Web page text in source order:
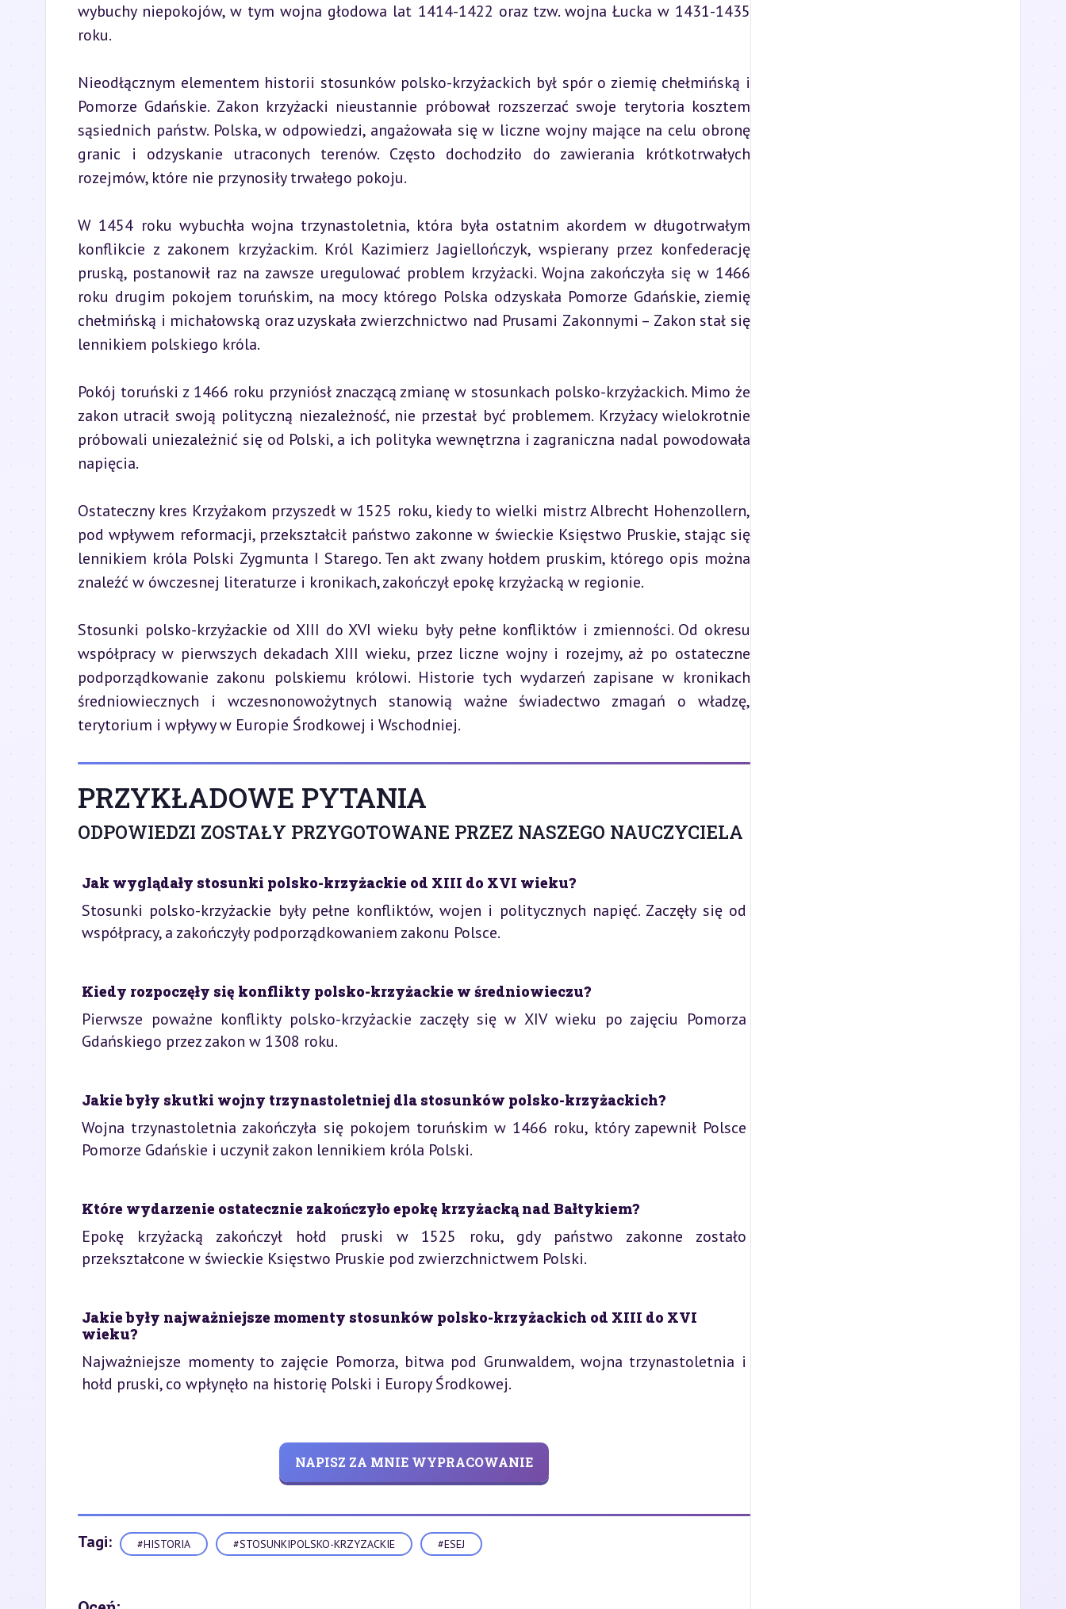
wybuchy niepokojów, w tym wojna głodowa lat 1414-1422 oraz tzw. wojna Łucka w 1431-1435
roku.
Nieodłącznym elementem historii stosunków polsko-krzyżackich był spór o ziemię chełmińską i
Pomorze Gdańskie. Zakon krzyżacki nieustannie próbował rozszerzać swoje terytoria kosztem
sąsiednich państw. Polska, w odpowiedzi, angażowała się w liczne wojny mające na celu obronę
granic i odzyskanie utraconych terenów. Często dochodziło do zawierania krótkotrwałych
rozejmów, które nie przynosiły trwałego pokoju.
W 1454 roku wybuchła wojna trzynastoletnia, która była ostatnim akordem w długotrwałym
konflikcie z zakonem krzyżackim. Król Kazimierz Jagiellończyk, wspierany przez konfederację
pruską, postanowił raz na zawsze uregulować problem krzyżacki. Wojna zakończyła się w 1466
roku drugim pokojem toruńskim, na mocy którego Polska odzyskała Pomorze Gdańskie, ziemię
chełmińską i michałowską oraz uzyskała zwierzchnictwo nad Prusami Zakonnymi – Zakon stał się
lennikiem polskiego króla.
Pokój toruński z 1466 roku przyniósł znaczącą zmianę w stosunkach polsko-krzyżackich. Mimo że
zakon utracił swoją polityczną niezależność, nie przestał być problemem. Krzyżacy wielokrotnie
próbowali uniezależnić się od Polski, a ich polityka wewnętrzna i zagraniczna nadal powodowała
napięcia.
Ostateczny kres Krzyżakom przyszedł w 1525 roku, kiedy to wielki mistrz Albrecht Hohenzollern,
pod wpływem reformacji, przekształcił państwo zakonne w świeckie Księstwo Pruskie, stając się
lennikiem króla Polski Zygmunta I Starego. Ten akt zwany hołdem pruskim, którego opis można
znaleźć w ówczesnej literaturze i kronikach, zakończył epokę krzyżacką w regionie.
Stosunki polsko-krzyżackie od XIII do XVI wieku były pełne konfliktów i zmienności. Od okresu
współpracy w pierwszych dekadach XIII wieku, przez liczne wojny i rozejmy, aż po ostateczne
podporządkowanie zakonu polskiemu królowi. Historie tych wydarzeń zapisane w kronikach
średniowiecznych i wczesnonowożytnych stanowią ważne świadectwo zmagań o władzę,
terytorium i wpływy w Europie Środkowej i Wschodniej.
PRZYKŁADOWE PYTANIA
ODPOWIEDZI ZOSTAŁY PRZYGOTOWANE PRZEZ NASZEGO NAUCZYCIELA
Jak wyglądały stosunki polsko-krzyżackie od XIII do XVI wieku?
Stosunki polsko-krzyżackie były pełne konfliktów, wojen i politycznych napięć. Zaczęły się od
współpracy, a zakończyły podporządkowaniem zakonu Polsce.
Kiedy rozpoczęły się konflikty polsko-krzyżackie w średniowieczu?
Pierwsze poważne konflikty polsko-krzyżackie zaczęły się w XIV wieku po zajęciu Pomorza
Gdańskiego przez zakon w 1308 roku.
Jakie były skutki wojny trzynastoletniej dla stosunków polsko-krzyżackich?
Wojna trzynastoletnia zakończyła się pokojem toruńskim w 1466 roku, który zapewnił Polsce
Pomorze Gdańskie i uczynił zakon lennikiem króla Polski.
Które wydarzenie ostatecznie zakończyło epokę krzyżacką nad Bałtykiem?
Epokę krzyżacką zakończył hołd pruski w 1525 roku, gdy państwo zakonne zostało
przekształcone w świeckie Księstwo Pruskie pod zwierzchnictwem Polski.
Jakie były najważniejsze momenty stosunków polsko-krzyżackich od XIII do XVI
wieku?
Najważniejsze momenty to zajęcie Pomorza, bitwa pod Grunwaldem, wojna trzynastoletnia i
hołd pruski, co wpłynęło na historię Polski i Europy Środkowej.
NAPISZ ZA MNIE WYPRACOWANIE
Tagi: #HISTORIA #STOSUNKIPOLSKO-KRZYZACKIE #ESEJ